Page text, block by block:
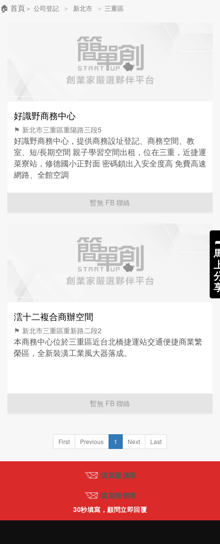
🏠 首頁＞ 公司登記 ＞ 新北市 ＞ 三重區
好識野商務中心
⚑ 新北市三重區重陽路三段5
好識野商務中心，提供商務設址登記、商務空間、教
室、短/長期空間 親子學習空間出租，位在三重，近捷運
菜寮站，修德國小正對面 密碼鎖出入安全度高 免費高速
網路、全館空調
暫無 FB 聯絡
澐十二複合商辦空間
⚑ 新北市三重區重新路二段2
本商務中心位於三重區近台北橋捷運站交通便捷商業繁
榮區，全新裝潢工業風大器落成。
暫無 FB 聯絡
First Previous 1 Next Last
填寫報價單
填寫報價單
30秒填寫，顧問立即回覆